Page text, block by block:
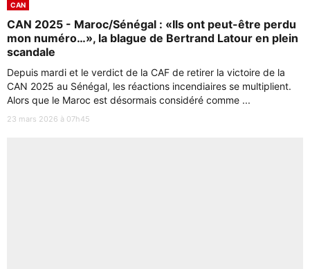
CAN
CAN 2025 - Maroc/Sénégal : «Ils ont peut-être perdu
mon numéro…», la blague de Bertrand Latour en plein
scandale
Depuis mardi et le verdict de la CAF de retirer la victoire de la
CAN 2025 au Sénégal, les réactions incendiaires se multiplient.
Alors que le Maroc est désormais considéré comme ...
23 mars 2026 à 07h45